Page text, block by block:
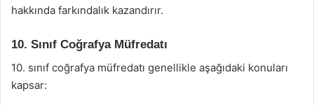
hakkında farkındalık kazandırır.
10. Sınıf Coğrafya Müfredatı
10. sınıf coğrafya müfredatı genellikle aşağıdaki konuları
kapsar: